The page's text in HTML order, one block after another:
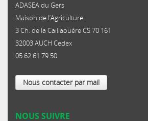
ADASEA du Gers
Maison de l’Agriculture
3 Ch. de la Caillaouère CS 70 161
32003 AUCH Cedex
05 62 61 79 50
Nous contacter par mail
NOUS SUIVRE